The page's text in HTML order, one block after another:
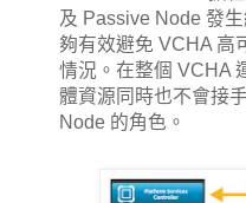
及 Passive Node 發
夠有效避免 VCHA 高
情況。在整個 VCHA
體資源同時也不會接
Node 的角色。